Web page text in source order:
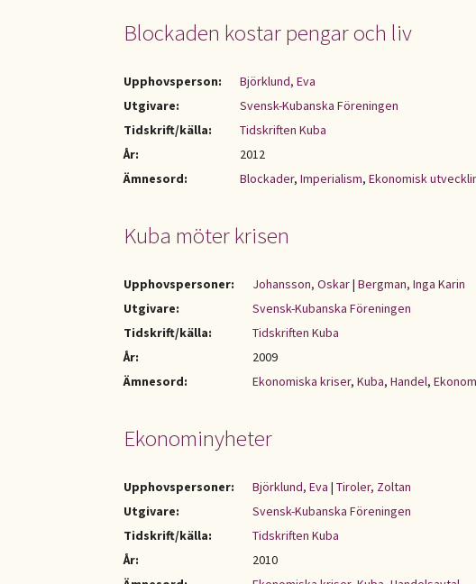
Blockaden kostar pengar och liv
Upphovsperson:
Björklund, Eva
Utgivare:
Svensk-Kubanska Föreningen
Tidskrift/källa:
Tidskriften Kuba
År:
2012
Ämnesord:
Blockader, Imperialism, Ekonomisk
Kuba möter krisen
Upphovspersoner: Johansson, Oskar| Bergman, Inga Karin
Utgivare:
Svensk-Kubanska Föreningen
Tidskrift/källa:
Tidskriften Kuba
År:
2009
Ämnesord:
Ekonomiska kriser, Kuba, Handel,
Ekonominyheter
Upphovspersoner: Björklund, Eva | Tiroler, Zoltan
Utgivare:
Svensk-Kubanska Föreningen
Tidskrift/källa:
Tidskriften Kuba
År:
2010